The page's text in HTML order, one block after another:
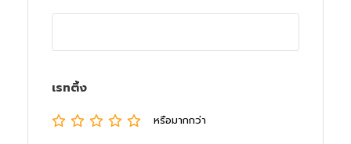
เรทติ้ง
หรือมากกว่า